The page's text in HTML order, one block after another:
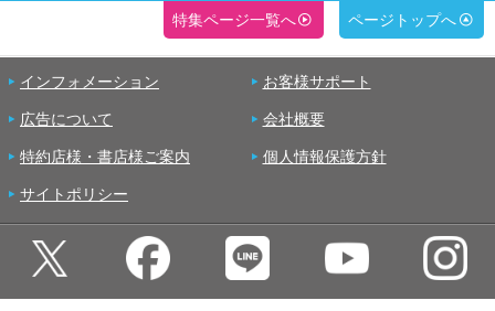
特集ページ一覧へ ページトップへ
インフォメーション お客様サポート
広告について 会社概要
特約店様・書店様ご案内 個人情報保護方針
サイトポリシー